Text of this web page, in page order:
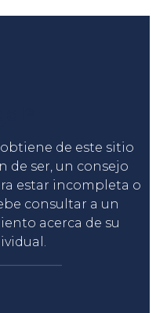
de este sitio
de ser, un consejo
estar incompleta o
consultar a un
acerca de su